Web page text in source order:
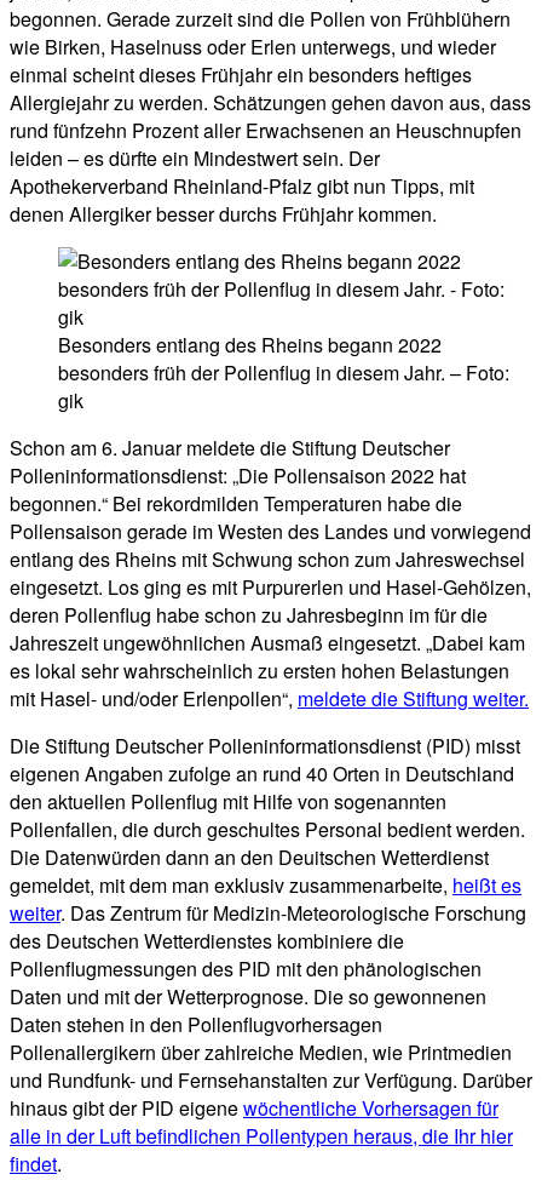
begonnen. Gerade zurzeit sind die Pollen von Frühblühern
wie Birken, Haselnuss oder Erlen unterwegs, und wieder
einmal scheint dieses Frühjahr ein besonders heftiges
Allergiejahr zu werden. Schätzungen gehen davon aus, dass
rund fünfzehn Prozent aller Erwachsenen an Heuschnupfen
leiden – es dürfte ein Mindestwert sein. Der
Apothekerverband Rheinland-Pfalz gibt nun Tipps, mit
denen Allergiker besser durchs Frühjahr kommen.
Besonders entlang des Rheins begann 2022
besonders früh der Pollenflug in diesem Jahr. – Foto:
gik
Schon am 6. Januar meldete die Stiftung Deutscher
Polleninformationsdienst: „Die Pollensaison 2022 hat
begonnen.“ Bei rekordmilden Temperaturen habe die
Pollensaison gerade im Westen des Landes und vorwiegend
entlang des Rheins mit Schwung schon zum Jahreswechsel
eingesetzt. Los ging es mit Purpurerlen und Hasel-Gehölzen,
deren Pollenflug habe schon zu Jahresbeginn im für die
Jahreszeit ungewöhnlichen Ausmaß eingesetzt. „Dabei kam
es lokal sehr wahrscheinlich zu ersten hohen Belastungen
mit Hasel- und/oder Erlenpollen“, meldete die Stiftung weiter.
Die Stiftung Deutscher Polleninformationsdienst (PID) misst
eigenen Angaben zufolge an rund 40 Orten in Deutschland
den aktuellen Pollenflug mit Hilfe von sogenannten
Pollenfallen, die durch geschultes Personal bedient werden.
Die Datenwürden dann an den Deuitschen Wetterdienst
gemeldet, mit dem man exklusiv zusammenarbeite, heißt es
weiter. Das Zentrum für Medizin-Meteorologische Forschung
des Deutschen Wetterdienstes kombiniere die
Pollenflugmessungen des PID mit den phänologischen
Daten und mit der Wetterprognose. Die so gewonnenen
Daten stehen in den Pollenflugvorhersagen
Pollenallergikern über zahlreiche Medien, wie Printmedien
und Rundfunk- und Fernsehanstalten zur Verfügung. Darüber
hinaus gibt der PID eigenewöchentliche Vorhersagen für
alle in der Luft befindlichen Pollentypen heraus, die Ihr hier
findet.